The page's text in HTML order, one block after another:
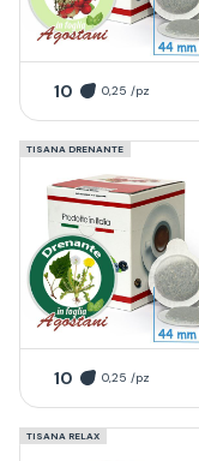
10 0,25 /pz
TISANA DRENANTE
10 0,25 /pz
TISANA RELAX